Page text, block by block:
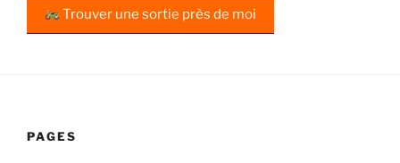
Trouver une sortie près de moi
PAGES